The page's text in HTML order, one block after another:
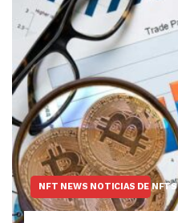
NFT NEWS NOTICIAS DE NFTS